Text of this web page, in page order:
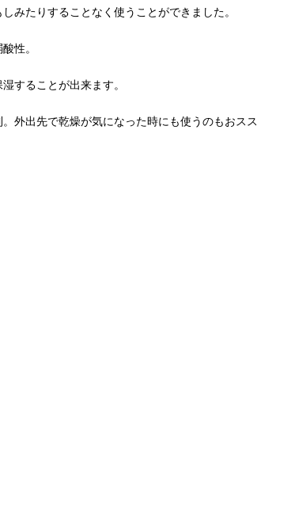
みたりすることなく使うことができました。
性。
することが出来ます。
外出先で乾燥が気になった時にも使うのもおスス